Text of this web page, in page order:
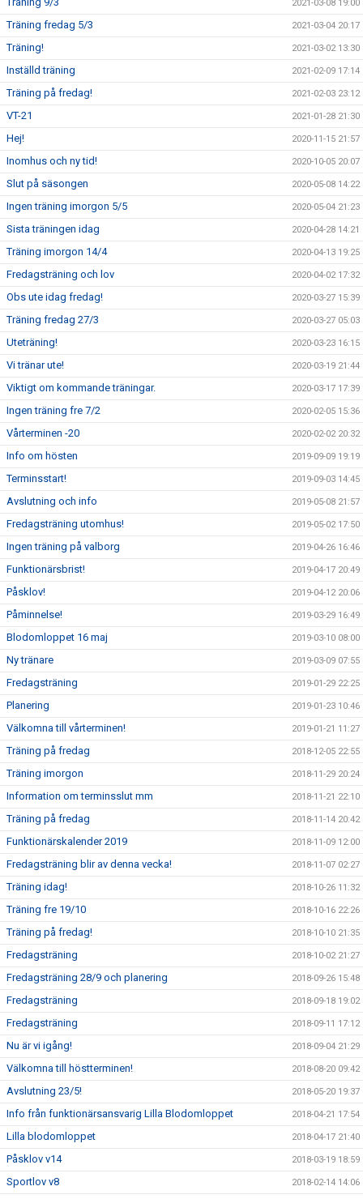
2021-03-08 19:00
Träning fredag 5/3 2021-03-04 20:17
Träning! 2021-03-02 13:30
Inställd träning 2021-02-09 17:14
Träning på fredag! 2021-02-03 23:12
VT-21 2021-01-28 21:30
Hej! 2020-11-15 21:57
Inomhus och ny tid! 2020-10-05 20:07
Slut på säsongen 2020-05-08 14:22
Ingen träning imorgon 5/5 2020-05-04 21:23
Sista träningen idag 2020-04-28 14:21
Träning imorgon 14/4 2020-04-13 19:25
Fredagsträning och lov 2020-04-02 17:32
Obs ute idag fredag! 2020-03-27 15:39
Träning fredag 27/3 2020-03-27 05:03
Uteträning! 2020-03-23 16:15
Vi tränar ute! 2020-03-19 21:44
Viktigt om kommande träningar. 2020-03-17 17:39
Ingen träning fre 7/2 2020-02-05 15:36
Vårterminen -20 2020-02-02 20:32
Info om hösten 2019-09-09 19:19
Terminsstart! 2019-09-03 14:45
Avslutning och info 2019-05-08 21:57
Fredagsträning utomhus! 2019-05-02 17:50
Ingen träning på valborg 2019-04-26 16:46
Funktionärsbrist! 2019-04-17 20:49
Påsklov! 2019-04-12 20:06
Påminnelse! 2019-03-29 16:49
Blodomloppet 16 maj 2019-03-10 08:00
Ny tränare 2019-03-09 07:55
Fredagsträning 2019-01-29 22:25
Planering 2019-01-23 10:46
Välkomna till vårterminen! 2019-01-21 11:27
Träning på fredag 2018-12-05 22:55
Träning imorgon 2018-11-29 20:24
Information om terminsslut mm 2018-11-21 22:10
Träning på fredag 2018-11-14 20:42
Funktionärskalender 2019 2018-11-09 12:00
Fredagsträning blir av denna vecka! 2018-11-07 02:27
Träning idag! 2018-10-26 11:32
Träning fre 19/10 2018-10-16 22:26
Träning på fredag! 2018-10-10 21:35
Fredagsträning 2018-10-02 21:27
Fredagsträning 28/9 och planering 2018-09-26 15:48
Fredagsträning 2018-09-18 19:02
Fredagsträning 2018-09-11 17:12
Nu är vi igång! 2018-09-04 21:29
Välkomna till höstterminen! 2018-08-20 09:42
Avslutning 23/5! 2018-05-20 19:37
Info från funktionärsansvarig Lilla Blodomloppet 2018-04-21 17:54
Lilla blodomloppet 2018-04-17 21:40
Påsklov v14 2018-03-19 18:59
Sportlov v8 2018-02-14 14:06